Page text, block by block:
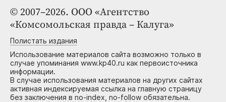
© 2007–2026. ООО «Агентство
«Комсомольская правда – Калуга»
Полистать издания
Использование материалов сайта возможно только в
случае упоминания www.kp40.ru как первоисточника
информации.
В случае использования материалов на других сайтах
активная индексируемая ссылка на главную страницу
без заключения в no-index, no-follow обязательна.